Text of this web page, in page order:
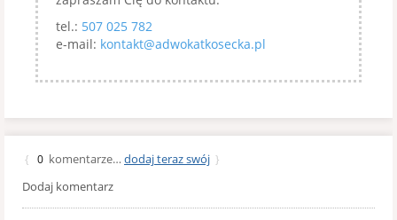
tel.: 507 025 782
e-mail: kontakt@adwokatkosecka.pl
{ 0 komentarze… dodaj teraz swój }
Dodaj komentarz